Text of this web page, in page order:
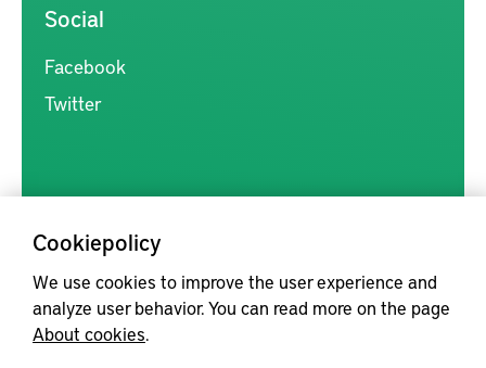
Cookiepolicy
We use cookies to improve the user experience and
analyze user behavior. You can read more on the page
About cookies.
Social
Facebook
Twitter
Kunskapsförmedlingen är en samlingsplats för svensk forskning
inom produkt- och produktionsutveckling, med syftet att göra
forskningsresultat mer tillgängliga för industrin, samt att stärka
samverkan mellan högskolor, institut och näringsliv.